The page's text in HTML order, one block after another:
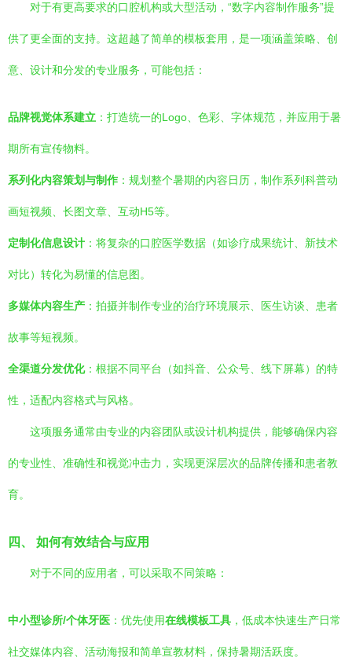
对于有更高要求的口腔机构或大型活动，“数字内容制作服务”提
供了更全面的支持。这超越了简单的模板套用，是一项涵盖策略、创
意、设计和分发的专业服务，可能包括：
品牌视觉体系建立 ：打造统一的Logo、色彩、字体规范，并应用于暑
期所有宣传物料。
系列化内容策划与制作 ：规划整个暑期的内容日历，制作系列科普动
画短视频、长图文章、互动H5等。
定制化信息设计 ：将复杂的口腔医学数据（如诊疗成果统计、新技术
对比）转化为易懂的信息图。
多媒体内容生产 ：拍摄并制作专业的治疗环境展示、医生访谈、患者
故事等短视频。
全渠道分发优化：根据不同平台（如抖音、公众号、线下屏幕）的特
性，适配内容格式与风格。
这项服务通常由专业的内容团队或设计机构提供，能够确保内容
的专业性、准确性和视觉冲击力，实现更深层次的品牌传播和患者教
育。
四、 如何有效结合与应用
对于不同的应用者，可以采取不同策略：
中小型诊所/个体牙医 ：优先使用在线模板工具 ，低成本快速生产日常
社交媒体内容、活动海报和简单宣教材料，保持暑期活跃度。